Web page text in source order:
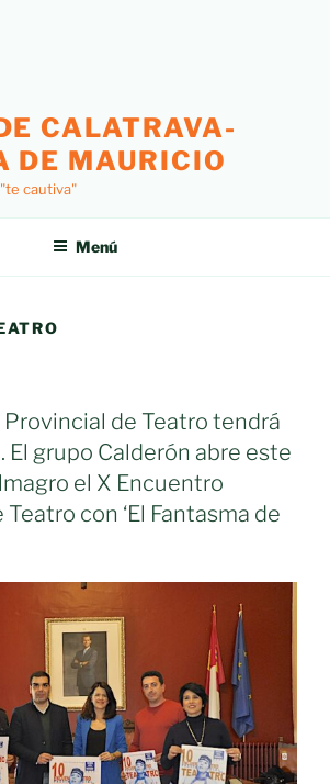
CALATRAVA-
DE MAURICIO
cautiva"
Menú
Provincial de Teatro tendrá
El grupo Calderón abre este
el X Encuentro
con ‘El Fantasma de